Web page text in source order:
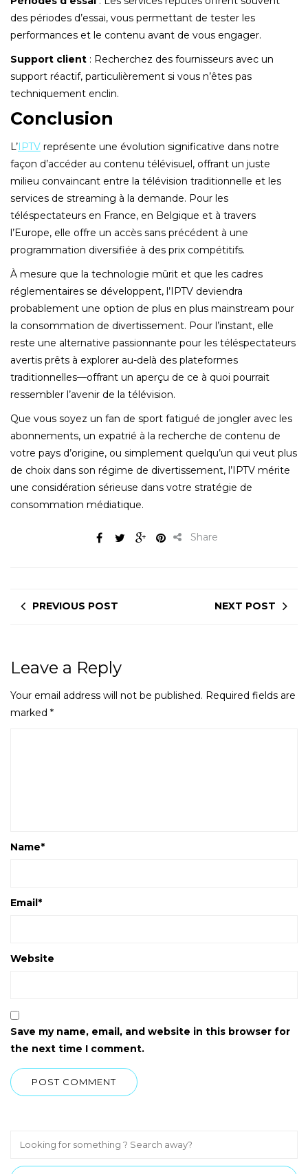
des périodes d’essai, vous permettant de tester les
performances et le contenu avant de vous engager.
Support client : Recherchez des fournisseurs avec un
support réactif, particulièrement si vous n’êtes pas
techniquement enclin.
Conclusion
L’IPTV représente une évolution significative dans notre
façon d’accéder au contenu télévisuel, offrant un juste
milieu convaincant entre la télévision traditionnelle et les
services de streaming à la demande. Pour les
téléspectateurs en France, en Belgique et à travers
l’Europe, elle offre un accès sans précédent à une
programmation diversifiée à des prix compétitifs.
À mesure que la technologie mûrit et que les cadres
réglementaires se développent, l’IPTV deviendra
probablement une option de plus en plus mainstream pour
la consommation de divertissement. Pour l’instant, elle
reste une alternative passionnante pour les téléspectateurs
avertis prêts à explorer au-delà des plateformes
traditionnelles—offrant un aperçu de ce à quoi pourrait
ressembler l’avenir de la télévision.
Que vous soyez un fan de sport fatigué de jongler avec les
abonnements, un expatrié à la recherche de contenu de
votre pays d’origine, ou simplement quelqu’un qui veut plus
de choix dans son régime de divertissement, l’IPTV mérite
une considération sérieuse dans votre stratégie de
consommation médiatique.
Share
PREVIOUS POST NEXT POST
Leave a Reply
Your email address will not be published. Required fields are
marked *
Name*
Email*
Website
Save my name, email, and website in this browser for
the next time I comment.